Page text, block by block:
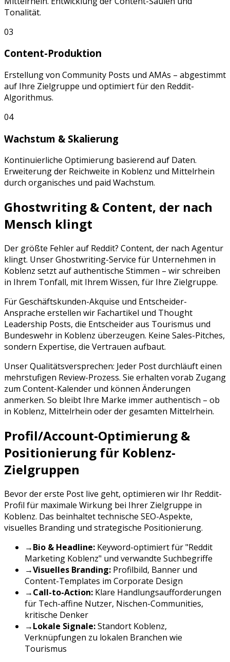
Tonalität.
03
Content-Produktion
Erstellung von Community Posts und AMAs – abgestimmt
auf Ihre Zielgruppe und optimiert für den Reddit-
Algorithmus.
04
Wachstum & Skalierung
Kontinuierliche Optimierung basierend auf Daten.
Erweiterung der Reichweite in Koblenz und Mittelrhein
durch organisches und paid Wachstum.
Ghostwriting & Content, der nach
Mensch klingt
Der größte Fehler auf Reddit? Content, der nach Agentur
klingt. Unser Ghostwriting-Service für Unternehmen in
Koblenz setzt auf authentische Stimmen – wir schreiben
in Ihrem Tonfall, mit Ihrem Wissen, für Ihre Zielgruppe.
Für Geschäftskunden-Akquise und Entscheider-
Ansprache erstellen wir Fachartikel und Thought
Leadership Posts, die Entscheider aus Tourismus und
Bundeswehr in Koblenz überzeugen. Keine Sales-Pitches,
sondern Expertise, die Vertrauen aufbaut.
Unser Qualitätsversprechen: Jeder Post durchläuft einen
mehrstufigen Review-Prozess. Sie erhalten vorab Zugang
zum Content-Kalender und können Änderungen
anmerken. So bleibt Ihre Marke immer authentisch – ob
in Koblenz, Mittelrhein oder der gesamten Mittelrhein.
Profil/Account-Optimierung &
Positionierung für Koblenz-
Zielgruppen
Bevor der erste Post live geht, optimieren wir Ihr Reddit-
Profil für maximale Wirkung bei Ihrer Zielgruppe in
Koblenz. Das beinhaltet technische SEO-Aspekte,
visuelles Branding und strategische Positionierung.
→Bio & Headline: Keyword-optimiert für "Reddit
Marketing Koblenz" und verwandte Suchbegriffe
→Visuelles Branding: Profilbild, Banner und
Content-Templates im Corporate Design
→Call-to-Action: Klare Handlungsaufforderungen
für Tech-affine Nutzer, Nischen-Communities,
kritische Denker
→Lokale Signale:Standort Koblenz,
Verknüpfungen zu lokalen Branchen wie
Tourismus